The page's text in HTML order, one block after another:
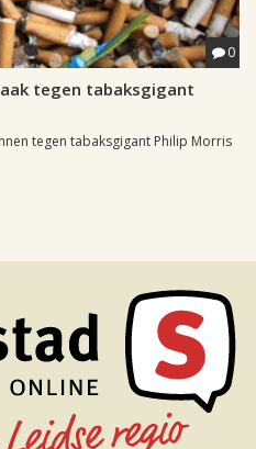
0
tegen tabaksgigant
tegen tabaksgigant Philip Morris